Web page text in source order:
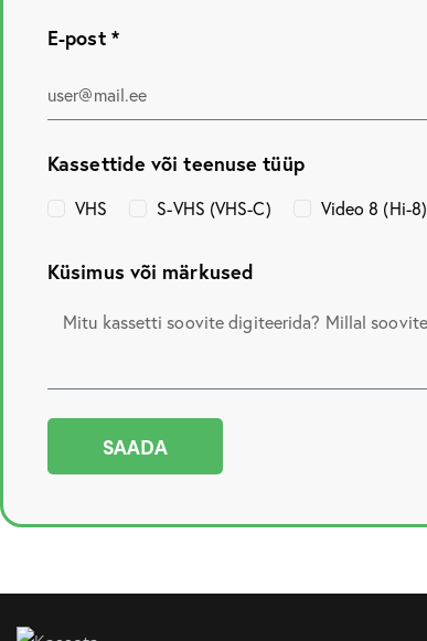
E-post *
Kassettide või teenuse tüüp
VHS S-VHS (VHS-C) Video 8 (Hi-8)
Küsimus või märkused
SAADA